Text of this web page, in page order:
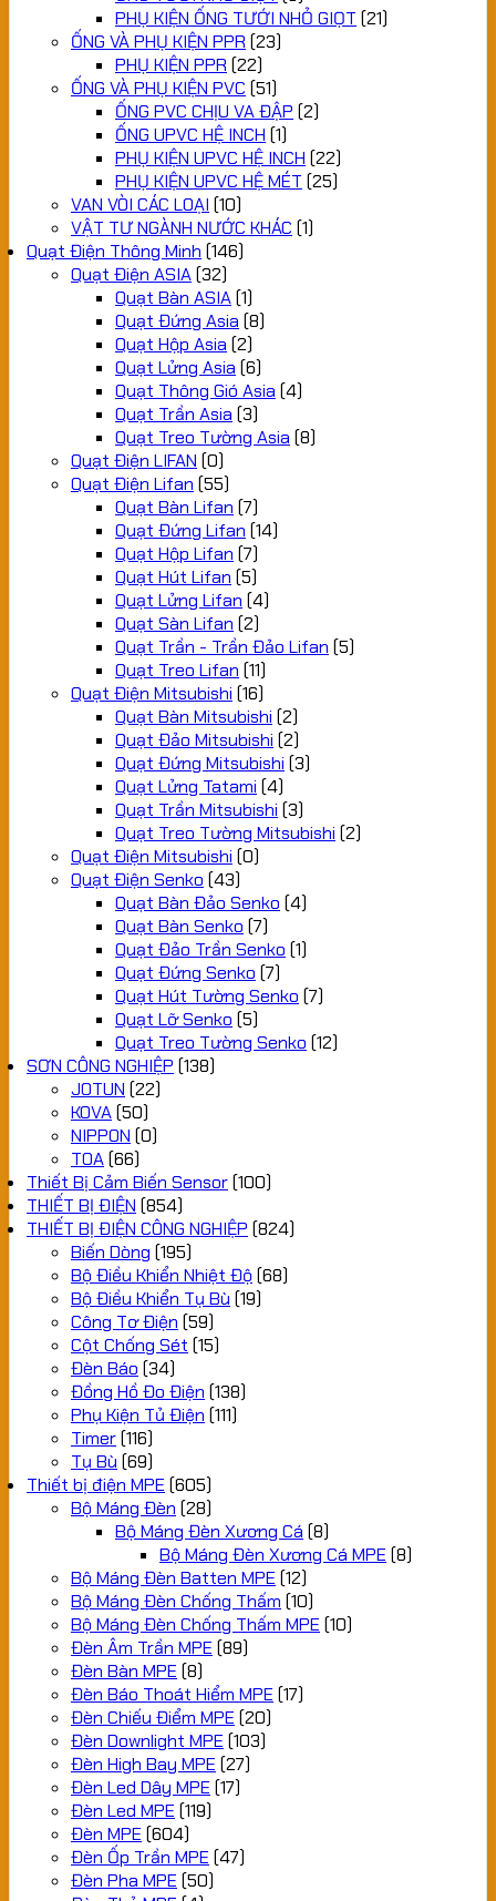
PHỤ KIỆN ỐNG TƯỚI NHỎ GIỌT (21)
ỐNG VÀ PHỤ KIỆN PPR (23)
PHỤ KIỆN PPR (22)
ỐNG VÀ PHỤ KIỆN PVC (51)
ỐNG PVC CHỊU VA ĐẬP (2)
ỐNG UPVC HỆ INCH (1)
PHỤ KIỆN UPVC HỆ INCH (22)
PHỤ KIỆN UPVC HỆ MÉT (25)
VAN VÒI CÁC LOẠI (10)
VẬT TƯ NGÀNH NƯỚC KHÁC (1)
Quạt Điện Thông Minh (146)
Quạt Điện ASIA(32)
Quạt Bàn ASIA(1)
Quạt Đứng Asia (8)
Quạt Hộp Asia (2)
Quạt Lửng Asia (6)
Quạt Thông Gió Asia (4)
Quạt Trần Asia (3)
Quạt Treo Tường Asia (8)
Quạt Điện LIFAN (0)
Quạt Điện Lifan (55)
Quạt Bàn Lifan (7)
Quạt Đứng Lifan (14)
Quạt Hộp Lifan (7)
Quạt Hút Lifan (5)
Quạt Lửng Lifan (4)
Quạt Sàn Lifan (2)
Quạt Trần - Trần Đảo Lifan (5)
Quạt Treo Lifan (11)
Quạt Điện Mitsubishi (16)
Quạt Bàn Mitsubishi (2)
Quạt Đảo Mitsubishi (2)
Quạt Đứng Mitsubishi (3)
Quạt Lửng Tatami (4)
Quạt Trần Mitsubishi (3)
Quạt Treo Tường Mitsubishi (2)
Quạt Điện Mitsubishi (0)
Quạt Điện Senko (43)
Quạt Bàn Đảo Senko (4)
Quạt Bàn Senko (7)
Quạt Đảo Trần Senko (1)
Quạt Đứng Senko (7)
Quạt Hút Tường Senko (7)
Quạt Lỡ Senko (5)
Quạt Treo Tường Senko (12)
SƠN CÔNG NGHIỆP (138)
JOTUN (22)
KOVA(50)
NIPPON (0)
TOA(66)
Thiết Bị Cảm Biến Sensor(100)
THIẾT BỊ ĐIỆN (854)
THIẾT BỊ ĐIỆN CÔNG NGHIỆP (824)
Biến Dòng (195)
Bộ Điều Khiển Nhiệt Độ (68)
Bộ Điều Khiển Tụ Bù (19)
Công Tơ Điện (59)
Cột Chống Sét (15)
Đèn Báo (34)
Đồng Hồ Đo Điện (138)
Phụ Kiện Tủ Điện (111)
Timer(116)
Tụ Bù (69)
Thiết bị điện MPE (605)
Bộ Máng Đèn (28)
Bộ Máng Đèn Xương Cá (8)
Bộ Máng Đèn Xương Cá MPE (8)
Bộ Máng Đèn Batten MPE (12)
Bộ Máng Đèn Chống Thấm (10)
Bộ Máng Đèn Chống Thấm MPE (10)
Đèn Âm Trần MPE (89)
Đèn Bàn MPE (8)
Đèn Báo Thoát Hiểm MPE (17)
Đèn Chiếu Điểm MPE (20)
Đèn Downlight MPE (103)
Đèn High Bay MPE (27)
Đèn Led Dây MPE (17)
Đèn Led MPE (119)
Đèn MPE (604)
Đèn Ốp Trần MPE (47)
Đèn Pha MPE (50)